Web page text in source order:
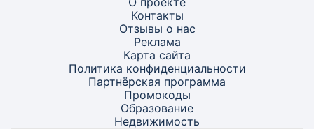
Контакты
Отзывы о нас
Реклама
Карта сайта
Политика конфиденциальности
Партнёрская программа
Промокоды
Образование
Недвижимость